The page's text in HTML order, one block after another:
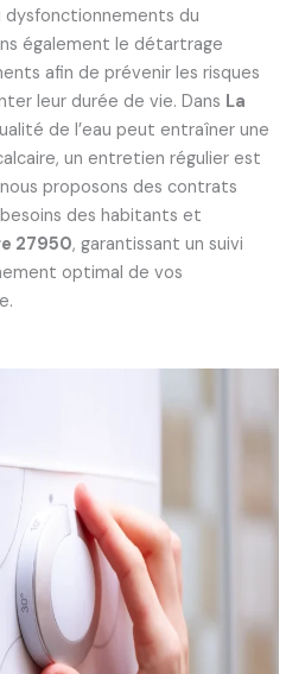
dysfonctionnements du
également le détartrage
afin de prévenir les risques
leur durée de vie. Dans La
de l’eau peut entraîner une
un entretien régulier est
proposons des contrats
des habitants et
27950, garantissant un suivi
optimal de vos